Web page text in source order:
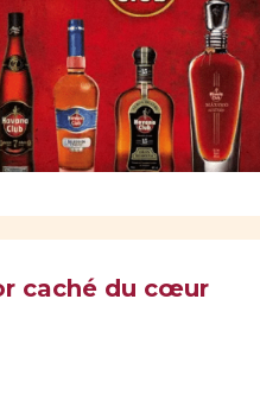
caché du cœur